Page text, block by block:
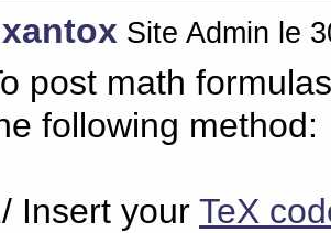
xantox Site Admin le
post math
following method:
Insert your TeX